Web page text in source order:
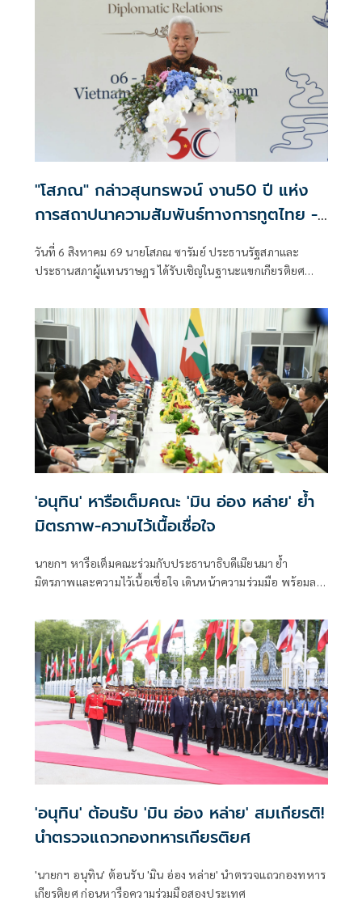
เข้าบริหารประเทศ 4 เดือน สามารถรับมือกับวิกฤตพลังงาน
และสงครามตะวันออกกลางได้ดี ส่งผลให้ราคาสินค้าเกษตร
"โสภณ" กล่าวสุนทรพจน์ งาน50 ปี แห่ง
การสถาปนาความสัมพันธ์ทางการทูตไทย -
เวียดนาม เติบโตจากเพื่อนบ้านสู่หุ้นส่วนทาง
ยุทธศาสตร์รอบด้าน
วันที่ 6 สิงหาคม 69 นายโสภณ ซารัมย์ ประธานรัฐสภาและ
ประธานสภาผู้แทนราษฎร ได้รับเชิญในฐานะแขกเกียรติยศ
Celebrating 50 Years of Thailand–Viet Nam Diplomatic
Relations”
'อนุทิน' หารือเต็มคณะ 'มิน อ่อง หล่าย' ย้ำ
มิตรภาพ-ความไว้เนื้อเชื่อใจ
นายกฯ หารือเต็มคณะร่วมกับประธานาธิบดีเมียนมา ย้ำ
มิตรภาพและความไว้เนื้อเชื่อใจ เดินหน้าความร่วมมือ พร้อมลง
คุณภาพน้ำ -เทคโนโลยีอวกาศ
'อนุทิน' ต้อนรับ 'มิน อ่อง หล่าย' สมเกียรติ!
นำตรวจแถวกองทหารเกียรติยศ
'นายกฯ อนุทิน' ต้อนรับ 'มิน อ่อง หล่าย' นำตรวจแถวกองทหาร
เกียรติยศ ก่อนหารือความร่วมมือสองประเทศ